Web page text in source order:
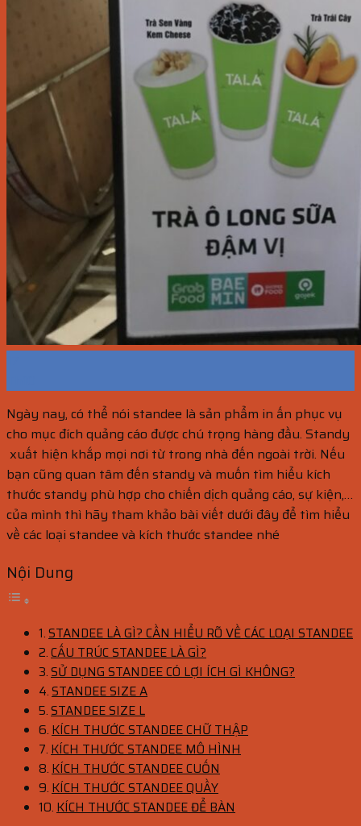
Ngày nay, có thể nói standee là sản phẩm in ấn phục vụ
cho mục đích quảng cáo được chú trọng hàng đầu. Standy
xuất hiện khắp mọi nơi từ trong nhà đến ngoài trời. Nếu
bạn cũng quan tâm đến standy và muốn tìm hiểu kích
thước standy phù hợp cho chiến dịch quảng cáo, sự kiện,…
của mình thì hãy tham khảo bài viết dưới đây để tìm hiểu
về các loại standee và kích thước standee nhé
Nội Dung
STANDEE LÀ GÌ? CẦN HIỂU RÕ VỀ CÁC LOẠI STANDEE
CẤU TRÚC STANDEE LÀ GÌ?
SỬ DỤNG STANDEE CÓ LỢI ÍCH GÌ KHÔNG?
STANDEE SIZE A
STANDEE SIZE L
KÍCH THƯỚC STANDEE CHỮ THẬP
KÍCH THƯỚC STANDEE MÔ HÌNH
KÍCH THƯỚC STANDEE CUỐN
KÍCH THƯỚC STANDEE QUẦY
KÍCH THƯỚC STANDEE ĐỂ BÀN